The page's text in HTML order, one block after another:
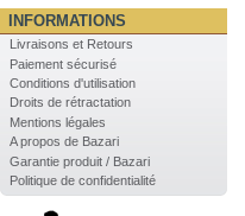
INFORMATIONS
Livraisons et Retours
Paiement sécurisé
Conditions d'utilisation
Droits de rétractation
Mentions légales
A propos de Bazari
Garantie produit / Bazari
Politique de confidentialité